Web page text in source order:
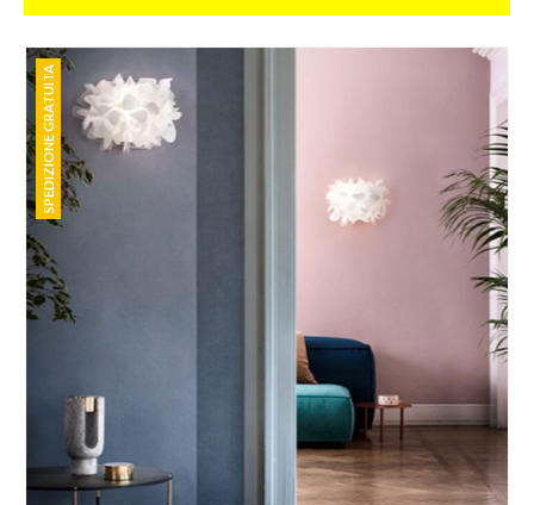
SPEDIZIONE GRATUITA
SPEDIZIONE GRATUITA